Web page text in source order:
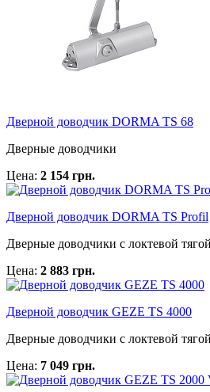
Дверной доводчик DORMA TS 68
Дверные доводчики
Цена: 2 154 грн.
Дверной доводчик DORMA TS Profil
Дверные доводчики с локтевой тягой
Цена: 2 883 грн.
Дверной доводчик GEZE TS 4000
Дверные доводчики с локтевой тягой
Цена: 7 049 грн.